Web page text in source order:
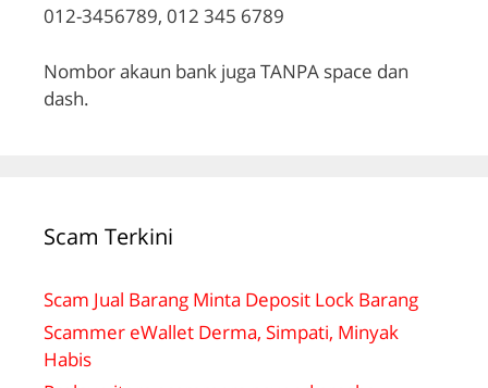
012-3456789, 012 345 6789
Nombor akaun bank juga TANPA space dan
dash.
Scam Terkini
Scam Jual Barang Minta Deposit Lock Barang
Scammer eWallet Derma, Simpati, Minyak
Habis